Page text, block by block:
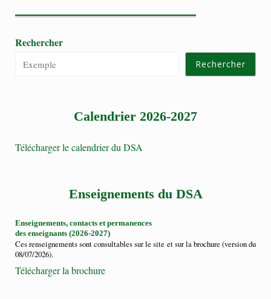
Rechercher
Rechercher
Calendrier 2026-2027
Télécharger le calendrier du DSA
Enseignements du DSA
Enseignements, contacts et permanences
des enseignants (2026-2027)
Ces renseignements sont consultables sur le site et sur la brochure (version du
08/07/2026).
Télécharger la brochure